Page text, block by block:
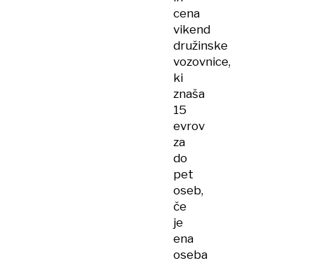
cena
vikend
družinske
vozovnice,
ki
znaša
15
evrov
za
do
pet
oseb,
če
je
ena
oseba